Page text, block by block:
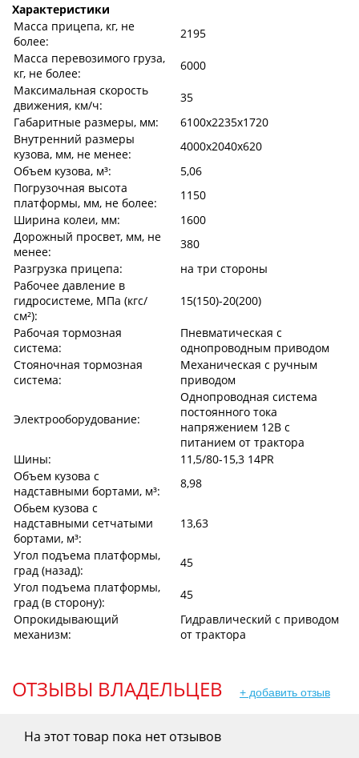
Характеристики
Масса прицепа, кг, не
более:
2195
Масса перевозимого груза,
кг, не более:
6000
Максимальная скорость
движения, км/ч:
35
Габаритные размеры, мм:
6100x2235x1720
Внутренний размеры
кузова, мм, не менее:
4000x2040x620
Объем кузова, м³:
5,06
Погрузочная высота
платформы, мм, не более:
1150
Ширина колеи, мм:
1600
Дорожный просвет, мм, не
менее:
380
Разгрузка прицепа:
на три стороны
Рабочее давление в
гидросистеме, МПа (кгс/
см²):
15(150)-20(200)
Рабочая тормозная
система:
Пневматическая с
однопроводным приводом
Стояночная тормозная
система:
Механическая с ручным
приводом
Электрооборудование:
Однопроводная система
постоянного тока
напряжением 12В с
питанием от трактора
Шины:
11,5/80-15,3 14РR
Объем кузова с
надставными бортами, м³:
8,98
Обьем кузова с
надставными сетчатыми
бортами, м³:
13,63
Угол подъема платформы,
град (назад):
45
Угол подъема платформы,
град (в сторону):
45
Опрокидывающий
механизм:
Гидравлический с приводом
от трактора
ОТЗЫВЫ ВЛАДЕЛЬЦЕВ + добавить отзыв
На этот товар пока нет отзывов